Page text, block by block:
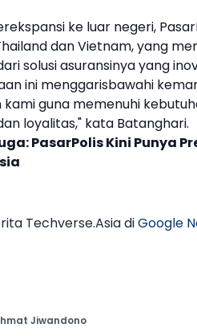
ke luar negeri,
danVietnam, yang
solusi asuransinya yang
ini menggarisbawahi
kami guna memenuhi
loyalitas," kata Batanghari.
PasarPolis Kini Punya
Techverse.Asia diGoogle
Jiwandono